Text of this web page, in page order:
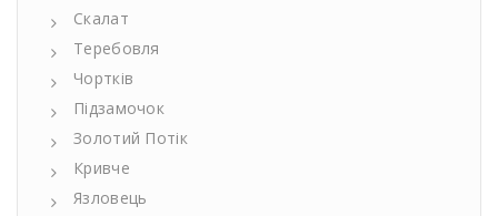
Скалат
Теребовля
Чортків
Підзамочок
Золотий Потік
Кривче
Язловець